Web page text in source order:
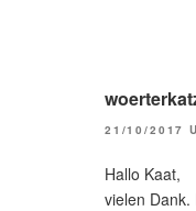
21/10/2017
Hallo Kaat,
vielen Dank.